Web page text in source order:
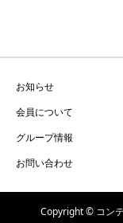
お知らせ
会員について
グループ情報
お問い合わせ
Copyright © コン